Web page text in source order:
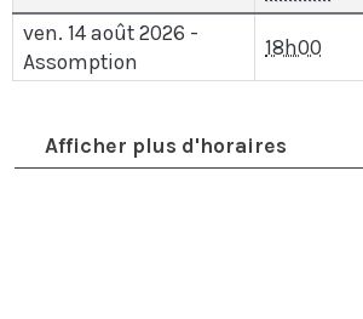
ven. 14 août 2026 -
Assomption
18h00
Afficher plus d'horaires